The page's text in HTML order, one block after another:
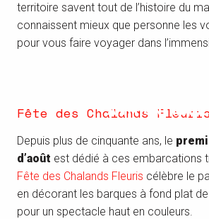
territoire savent tout de l’histoire du
connaissent mieux que personne les
pour vous faire voyager dans
ANTHONY MAHÉ
Fête des Chalands Fleuris
Depuis plus de cinquante ans, le
d’août est dédié à ces embarcations
Fête des Chalands Fleuris célèbre le
en décorant les barques à fond plat
pour un spectacle haut en couleurs.